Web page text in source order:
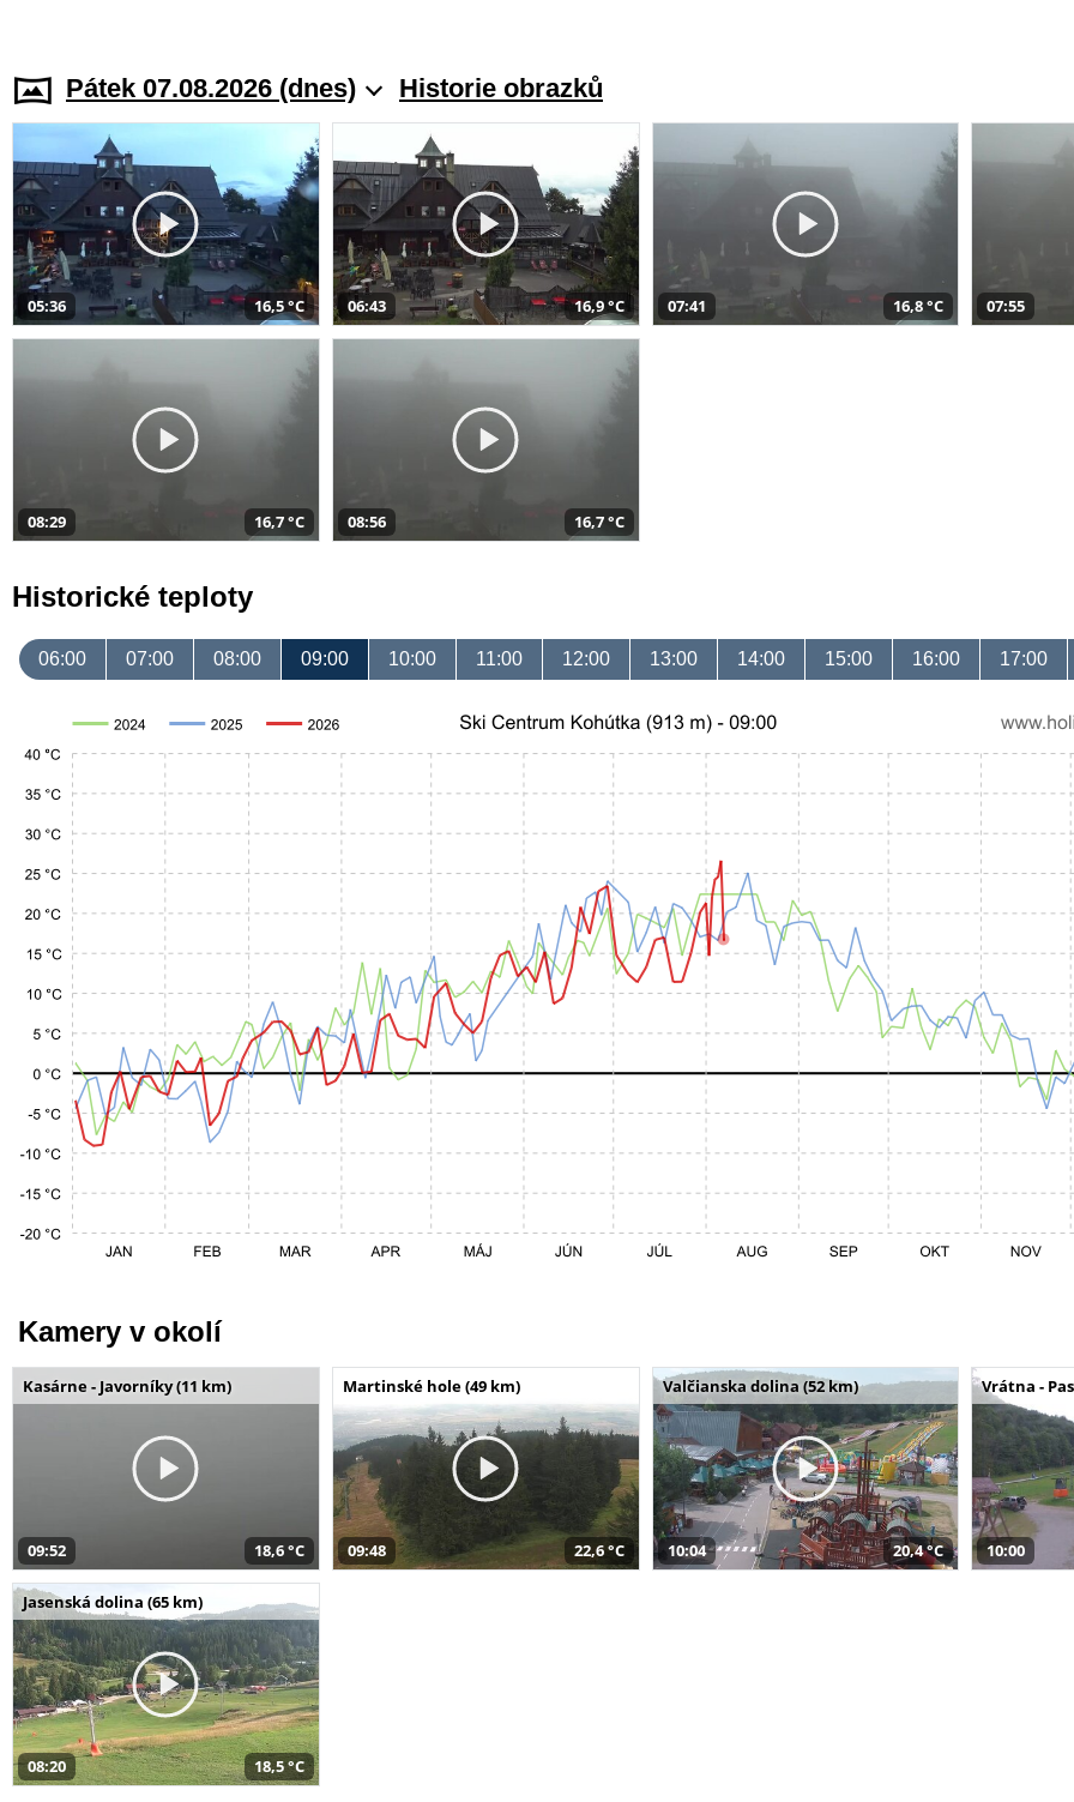
Pátek 07.08.2026 (dnes) Historie obrazků
05:36 16,5 °C 06:43 16,9 °C 07:41 16,8 °C 07:55
08:29 16,7 °C 08:56 16,7 °C
Historické teploty
06:00 07:00 08:00 09:00 10:00 11:00 12:00 13:00 14:00 15:00 16:00 17:00
Kamery v okolí
Kasárne - Javorníky (11 km)
09:52 18,6 °C
Martinské hole (49 km)
09:48 22,6 °C
Valčianska dolina (52 km)
10:04 20,4 °C
Vrátna -
10:00
Jasenská dolina (65 km)
08:20 18,5 °C